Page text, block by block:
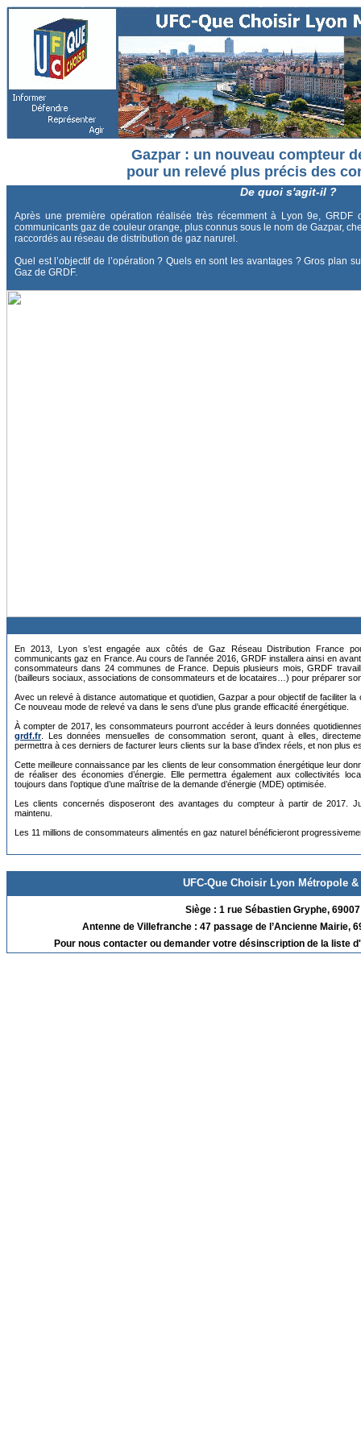
Gazpar : un nouveau compteur
pour un relevé plus précis des
De quoi s'agit-il ?
Après une première opération réalisée très récemment à Lyon 9e, GRDF
communicants gaz de couleur orange, plus connus sous le nom de Gazpar,
raccordés au réseau de distribution de gaz narurel.
Quel est l’objectif de l’opération ? Quels en sont les avantages ? Gros plan
Gaz de GRDF.
En 2013, Lyon s’est engagée aux côtés de Gaz Réseau Distribution France
communicants gaz en France. Au cours de l’année 2016, GRDF installera ainsi en
consommateurs dans 24 communes de France. Depuis plusieurs mois, GRDF
(bailleurs sociaux, associations de consommateurs et de locataires…) pour préparer
Avec un relevé à distance automatique et quotidien, Gazpar a pour objectif de faciliter
Ce nouveau mode de relevé va dans le sens d’une plus grande efficacité énergétique.
À compter de 2017, les consommateurs pourront accéder à leurs données
grdf.fr. Les données mensuelles de consommation seront, quant à elles,
permettra à ces derniers de facturer leurs clients sur la base d’index réels, et non plus
Cette meilleure connaissance par les clients de leur consommation énergétique leur
de réaliser des économies d’énergie. Elle permettra également aux collectivités
toujours dans l’optique d’une maîtrise de la demande d’énergie (MDE) optimisée.
Les clients concernés disposeront des avantages du compteur à partir de 2017.
maintenu.
Les 11 millions de consommateurs alimentés en gaz naturel bénéficieront
UFC-Que Choisir Lyon Métropole &
Siège : 1 rue Sébastien Gryphe,
Antenne de Villefranche : 47 passage de l’Ancienne Mairie,
Pour nous contacter ou demander votre désinscription de la liste